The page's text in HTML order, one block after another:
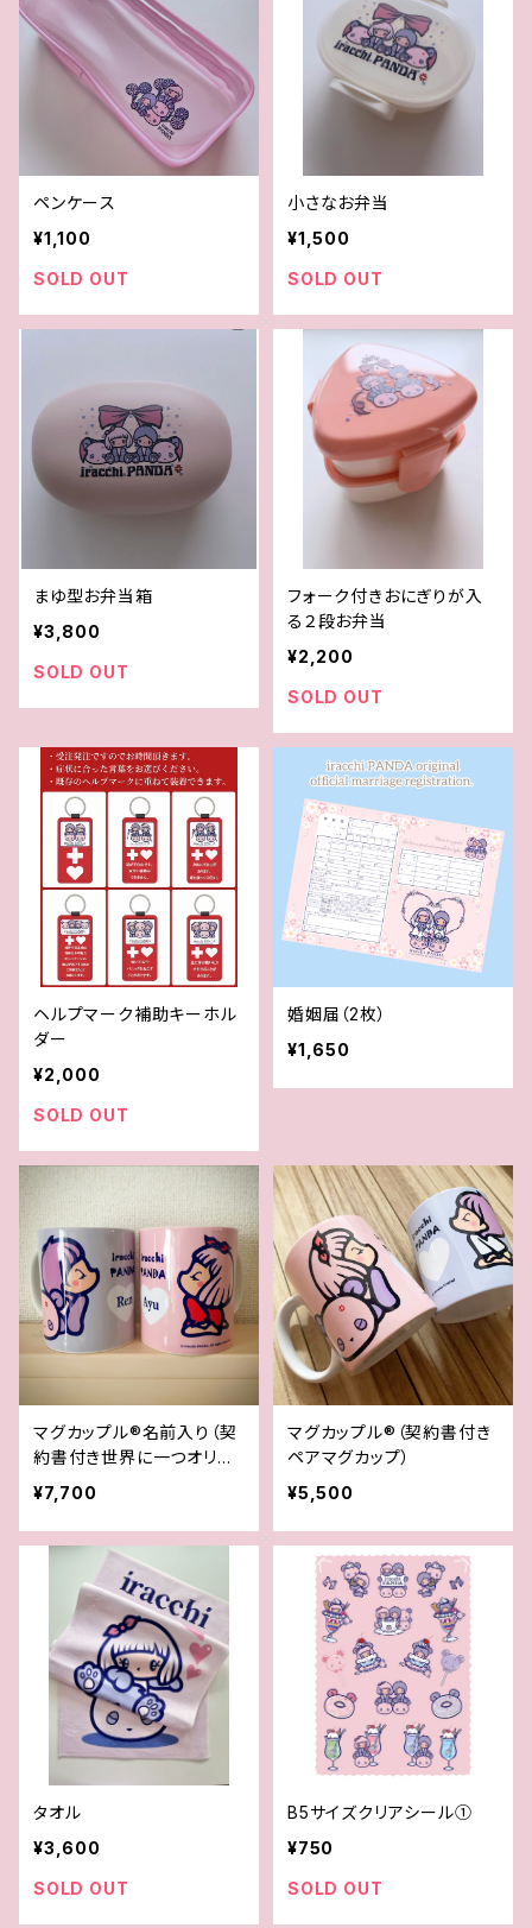
ペンケース
¥1,100
SOLD OUT
小さなお弁当
¥1,500
SOLD OUT
まゆ型お弁当箱
¥3,800
SOLD OUT
フォーク付きおにぎりが入
る２段お弁当
¥2,200
SOLD OUT
ヘルプマーク補助キーホル
ダー
¥2,000
SOLD OUT
婚姻届（2枚）
¥1,650
マグカップル®︎名前入り（契
約書付き世界に一つオリジ
ナルペアマグカップ）
¥7,700
マグカップル®︎（契約書付き
ペアマグカップ）
¥5,500
タオル
¥3,600
SOLD OUT
B5サイズクリアシール①
¥750
SOLD OUT